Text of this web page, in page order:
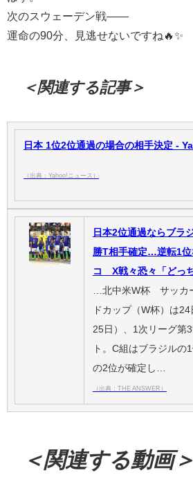
次のスウェーデン戦——
運命の90分、見逃せないですね🔥✨
＜関連する記事＞
日本 1位2位通過の場合の相手決定 -
（出典：Yahoo!ニュース）
日本2位通過ならブ
勝T相手確定…逆転1位
コ X戦々恐々「どっち
…北中米W杯 サッカ
ドカップ（W杯）は
25日）、1次リーグ第
ト。C組はブラジルの
の2位が確定し…
（出典：THE ANSWER）
＜関連する動画＞